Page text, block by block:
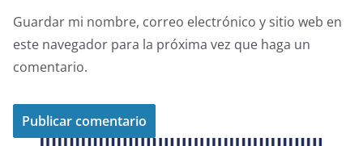
Guardar mi nombre, correo electrónico y sitio web en
este navegador para la próxima vez que haga un
comentario.